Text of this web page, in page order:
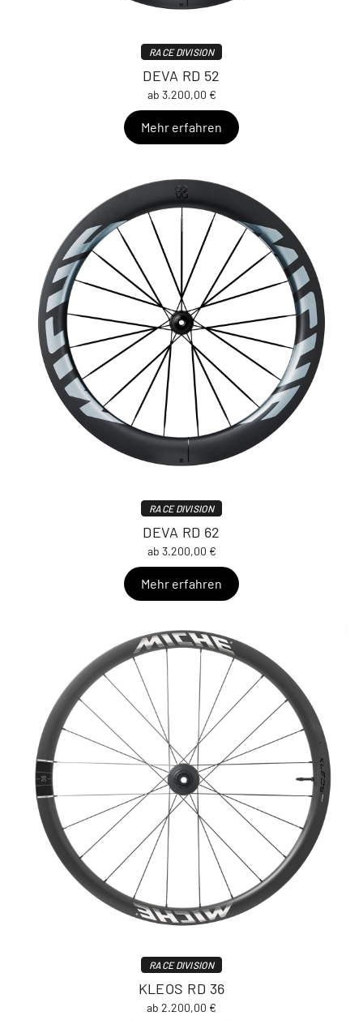
RACE DIVISION
DEVA RD 52
ab 3.200,00 €
Mehr erfahren
RACE DIVISION
DEVA RD 62
ab 3.200,00 €
Mehr erfahren
RACE DIVISION
KLEOS RD 36
ab 2.200,00 €